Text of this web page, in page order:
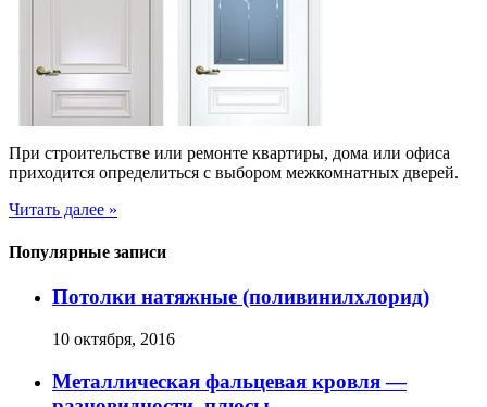
При строительстве или ремонте квартиры, дома или офиса
приходится определиться с выбором межкомнатных дверей.
Читать далее »
Популярные записи
Потолки натяжные (поливинилхлорид)
10 октября, 2016
Металлическая фальцевая кровля —